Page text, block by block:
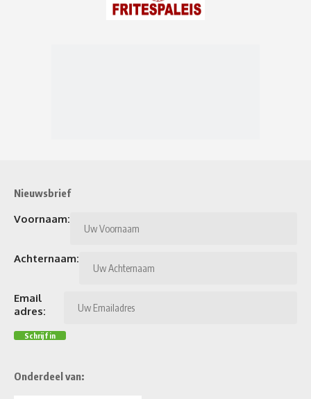
Nieuwsbrief
Voornaam:
Achternaam:
Email
adres:
Onderdeel van: